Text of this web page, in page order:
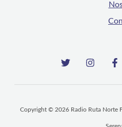
Copyright © 2026 Radio Ruta Norte